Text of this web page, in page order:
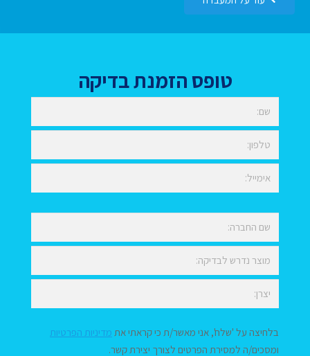
טופס הזמנת בדיקה
בלחיצה על 'שלח', אני מאשר/ת כי קראתי את מדיניות הפרטיות
ומסכים/ה למסירת הפרטים לצורך יצירת קשר.